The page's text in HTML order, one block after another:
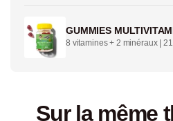
GUMMIES
8 vitamines + 2 minéraux |
Sur la même